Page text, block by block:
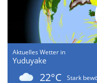
Aktuelles Wetter in
Yuduyake
22°C
Stark